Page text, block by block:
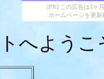
[PR] この広告は3ヶ
ホームページを更
へよう